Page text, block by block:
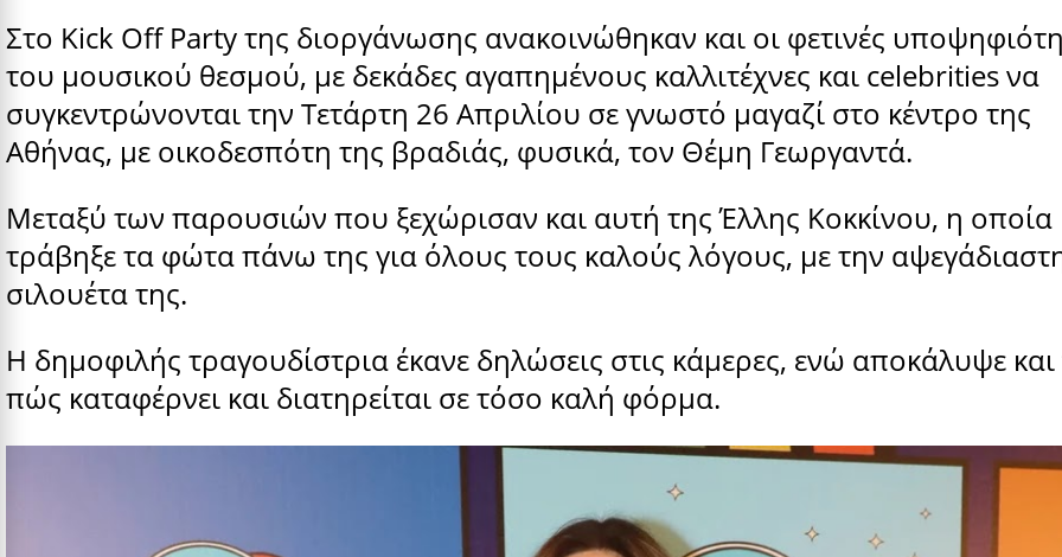
Στο Kick Off Party της διοργάνωσης ανακοινώθηκαν και οι φετινές
του μουσικού θεσμού, με δεκάδες αγαπημένους καλλιτέχνες και celebrities να
συγκεντρώνονται την Τετάρτη 26 Απριλίου σε γνωστό μαγαζί στο κέντρο της
Αθήνας, με οικοδεσπότη της βραδιάς, φυσικά, τον Θέμη Γεωργαντά.
Μεταξύ των παρουσιών που ξεχώρισαν και αυτή της Έλλης Κοκκίνου, η οποία
τράβηξε τα φώτα πάνω της για όλους τους καλούς λόγους, με την
σιλουέτα της.
Η δημοφιλής τραγουδίστρια έκανε δηλώσεις στις κάμερες, ενώ αποκάλυψε και
πώς καταφέρνει και διατηρείται σε τόσο καλή φόρμα.